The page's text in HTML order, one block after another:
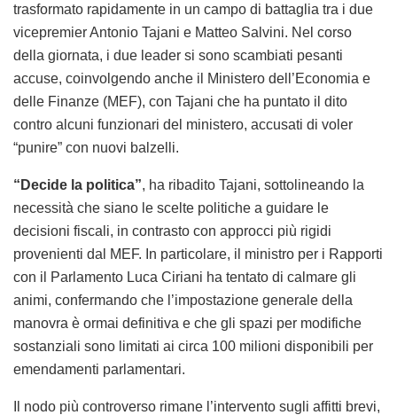
trasformato rapidamente in un campo di battaglia tra i due
vicepremier Antonio Tajani e Matteo Salvini. Nel corso
della giornata, i due leader si sono scambiati pesanti
accuse, coinvolgendo anche il Ministero dell’Economia e
delle Finanze (MEF), con Tajani che ha puntato il dito
contro alcuni funzionari del ministero, accusati di voler
“punire” con nuovi balzelli.
“Decide la politica”, ha ribadito Tajani, sottolineando la
necessità che siano le scelte politiche a guidare le
decisioni fiscali, in contrasto con approcci più rigidi
provenienti dal MEF. In particolare, il ministro per i Rapporti
con il Parlamento Luca Ciriani ha tentato di calmare gli
animi, confermando che l’impostazione generale della
manovra è ormai definitiva e che gli spazi per modifiche
sostanziali sono limitati ai circa 100 milioni disponibili per
emendamenti parlamentari.
Il nodo più controverso rimane l’intervento sugli affitti brevi,